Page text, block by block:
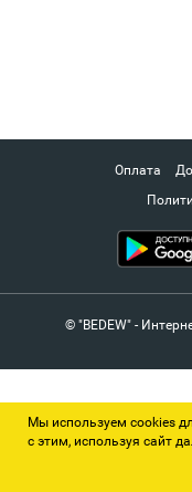
Оплата
© "BEDEW" -
Мы используем cookies
с этим, используя сайт